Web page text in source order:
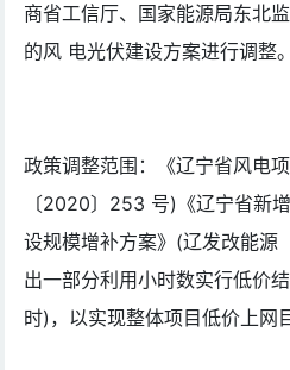
商省工信厅、国家能源局东北
的风 电光伏建设方案进行调整。
政策调整范围：《辽宁省风电
〔2020〕253 号)《辽宁省新
设规模增补方案》(辽发改能源
出一部分利用小时数实行低价
时)，以实现整体项目低价上网